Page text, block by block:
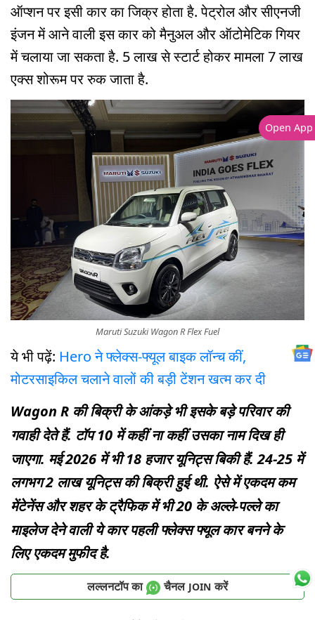
ऑप्शन पर इसी कार का जिक्र होता है. पेट्रोल और सीएनजी
इंजन में आने वाली इस कार को मैनुअल और ऑटोमेटिक गियर
में चलाया जा सकता है. 5 लाख से स्टार्ट होकर मामला 7 लाख
एक्स शोरूम पर रुक जाता है.
Maruti Suzuki Wagon R Flex Fuel
ये भी पढ़ें: Hero ने फ्लेक्स-फ्यूल बाइक लॉन्च कीं,
मोटरसाइकिल चलाने वालों की बड़ी टेंशन खत्म कर दी
Wagon R की बिक्री के आंकड़े भी इसके बड़े परिवार की
गवाही देते हैं. टॉप 10 में कहीं ना कहीं उसका नाम दिख ही
जाएगा. मई 2026 में भी 18 हजार यूनिट्स बिकी हैं. 24-25 में
लगभग 2 लाख यूनिट्स की बिक्री हुई थी. ऐसे में एकदम कम
मेंटेनेंस और शहर के ट्रैफिक में भी 20 के अल्ले-पल्ले का
माइलेज देने वाली ये कार पहली फ्लेक्स फ्यूल कार बनने के
लिए एकदम मुफीद है.
लल्लनटॉप का चैनल JOIN करें
Open App